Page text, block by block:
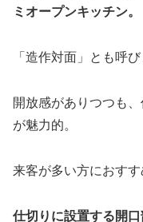
ミオープンキッチン。
「造作対面」とも呼び
開放感がありつつも
が魅力的。
来客が多い方におすす
仕切りに設置する開